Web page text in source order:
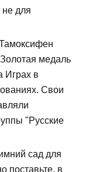
для
медаль
Играх в
Свои
"Русские
сад для
поставьте, в